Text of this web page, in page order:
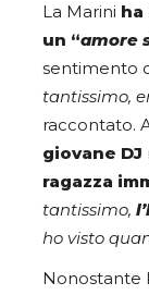
La Marini ha
un “amore
sentimento
tantissimo,
raccontato.
giovane DJ
ragazza
tantissimo,
ho visto
Nonostante